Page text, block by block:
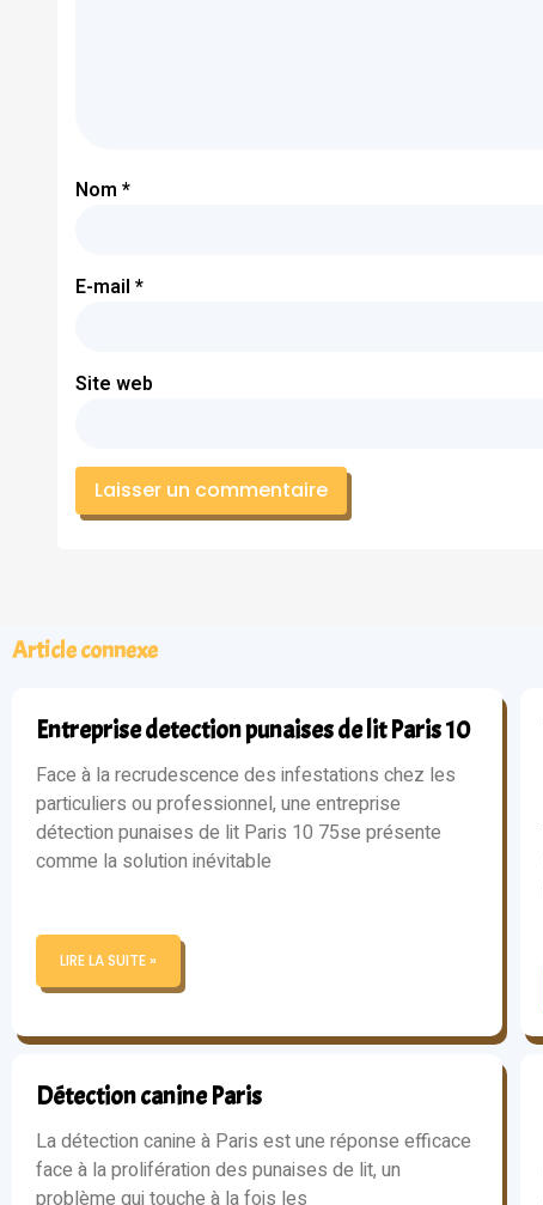
Nom *
E-mail *
Site web
Article connexe
Entreprise detection punaises de lit Paris 10
Face à la recrudescence des infestations chez les
particuliers ou professionnel, une entreprise
détection punaises de lit Paris 10 75se présente
comme la solution inévitable
LIRE LA SUITE »
Détection canine Paris
La détection canine à Paris est une réponse efficace
face à la prolifération des punaises de lit, un